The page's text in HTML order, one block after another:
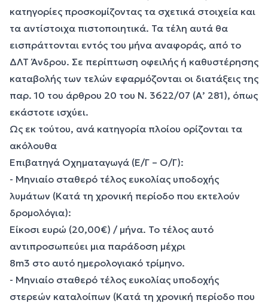
κατηγορίες προσκομίζοντας τα σχετικά στοιχεία και
τα αντίστοιχα πιστοποιητικά. Τα τέλη αυτά θα
εισπράττονται εντός του μήνα αναφοράς, από το
ΔΛΤ Άνδρου. Σε περίπτωση οφειλής ή καθυστέρησης
καταβολής των τελών εφαρμόζονται οι διατάξεις της
παρ. 10 του άρθρου 20 του Ν. 3622/07 (Α’ 281), όπως
εκάστοτε ισχύει.
Ως εκ τούτου, ανά κατηγορία πλοίου ορίζονται τα
ακόλουθα
Επιβατηγά Οχηματαγωγά (Ε/Γ – Ο/Γ):
- Μηνιαίο σταθερό τέλος ευκολίας υποδοχής
λυμάτων (Κατά τη χρονική περίοδο που εκτελούν
δρομολόγια):
Είκοσι ευρώ (20,00€) / μήνα. Το τέλος αυτό
αντιπροσωπεύει μια παράδοση μέχρι
8m3 στο αυτό ημερολογιακό τρίμηνο.
- Μηνιαίο σταθερό τέλος ευκολίας υποδοχής
στερεών καταλοίπων (Κατά τη χρονική περίοδο που